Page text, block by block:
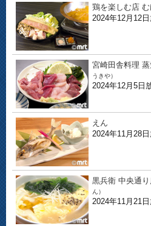
鶏を楽しむ店 む
2024年12月12
宮崎田舎料理 蒸
うきや）
2024年12月5日
えん
2024年11月28
黒兵衛 中央通
ん）
2024年11月21